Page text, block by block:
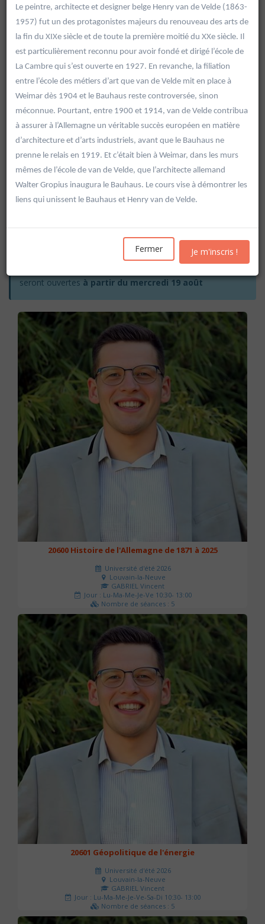
Rechercher
Vider les filtres
Les inscriptions pour l'année académique 2026-2027
seront ouvertes à partir du mercredi 19 août
20600 Histoire de l'Allemagne de 1871 à 2025
Université d'été 2026
Louvain-la-Neuve
GABRIEL Vincent
Jour : Lu-Ma-Me-Je-Ve 10:30- 13:00
Nombre de séances : 5
120 €
20601 Géopolitique de l'énergie
Université d'été 2026
Louvain-la-Neuve
GABRIEL Vincent
Jour : Lu-Ma-Me-Je-Ve-Sa-Di 10:30- 13:00
Nombre de séances : 5
120 €
Le peintre, architecte et designer belge Henry van de Velde (1863-
1957) fut un des protagonistes majeurs du renouveau des arts de
la fin du XIXe siècle et de toute la première moitié du XXe siècle. Il
est particulièrement reconnu pour avoir fondé et dirigé l’école de
La Cambre qui s’est ouverte en 1927. En revanche, la filiation
entre l’école des métiers d’art que van de Velde mit en place à
Weimar dès 1904 et le Bauhaus reste controversée, sinon
méconnue. Pourtant, entre 1900 et 1914, van de Velde contribua
à assurer à l’Allemagne un véritable succès européen en matière
d’architecture et d’arts industriels, avant que le Bauhaus ne
prenne le relais en 1919. Et c’était bien à Weimar, dans les murs
mêmes de l’école de van de Velde, que l’architecte allemand
Walter Gropius inaugura le Bauhaus. Le cours vise à démontrer les
liens qui unissent le Bauhaus et Henry van de Velde.
Fermer Je m'inscris !